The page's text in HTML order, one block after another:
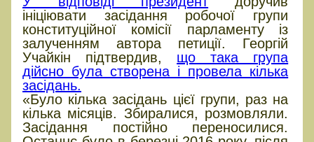
ініціювати засідання робочої групи
конституційної комісії парламенту із
залученням автора петиції. Георгій
Учайкін підтвердив, що така група
дійсно була створена і провела кілька
засідань.
«Було кілька засідань цієї групи, раз на
кілька місяців. Збиралися, розмовляли.
Засідання постійно переносилися.